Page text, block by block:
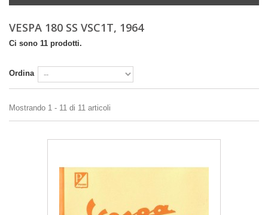
VESPA 180 SS VSC1T, 1964
Ci sono 11 prodotti.
Ordina
Mostrando 1 - 11 di 11 articoli